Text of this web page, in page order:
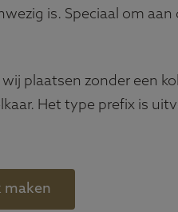
is. Speciaal om
plaatsen zonder een
Het type prefix is
maken